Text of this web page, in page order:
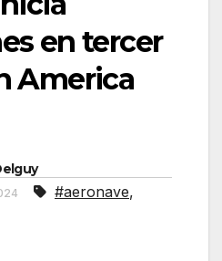
en tercer
America
#aeronave,